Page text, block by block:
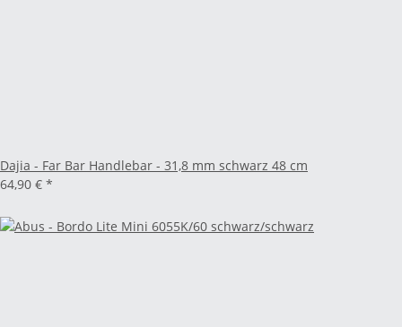
Dajia - Far Bar Handlebar - 31,8 mm schwarz 48 cm
64,90 € *